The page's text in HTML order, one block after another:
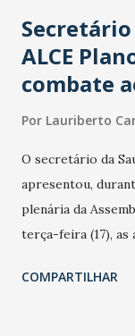
ALCE
combate
Por Lauriberto
O secretário da
apresentou,
plenária da
terça-feira (17), as
adotadas pelo
COMPARTILHAR